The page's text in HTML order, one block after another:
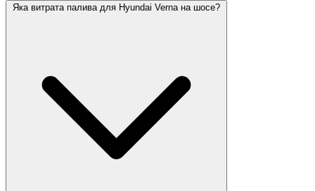
Яка витрата палива для Hyundai Verna на шосе?